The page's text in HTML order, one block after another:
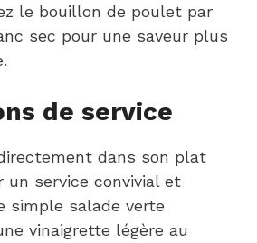
le bouillon de poulet par
sec pour une saveur plus
de service
dans son plat
un service convivial et
simple salade verte
vinaigrette légère au